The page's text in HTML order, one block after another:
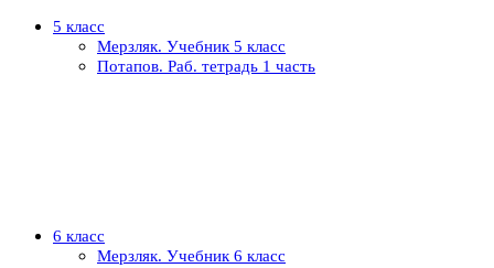
5 класс
Мерзляк. Учебник 5 класс
Потапов. Раб. тетрадь 1 часть
6 класс
Мерзляк. Учебник 6 класс